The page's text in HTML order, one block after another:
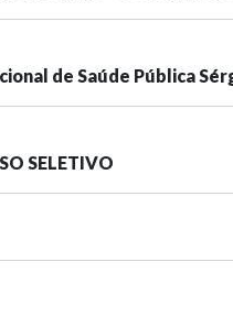
de Saúde Pública
SELETIVO